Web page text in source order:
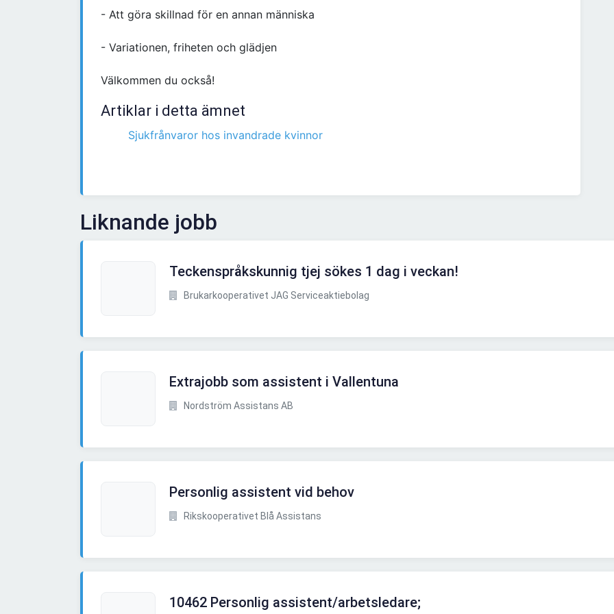
- Att göra skillnad för en annan människa
- Variationen, friheten och glädjen
Välkommen du också!
Artiklar i detta ämnet
Sjukfrånvaror hos invandrade kvinnor
Liknande jobb
Teckenspråkskunnig tjej sökes 1 dag i veckan!
Brukarkooperativet JAG Serviceaktiebolag
Extrajobb som assistent i Vallentuna
Nordström Assistans AB
Personlig assistent vid behov
Rikskooperativet Blå Assistans
10462 Personlig assistent/arbetsledare;